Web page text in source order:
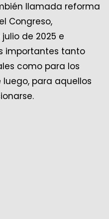
llamada reforma
Congreso,
de 2025 e
importantes tanto
como para los
para aquellos